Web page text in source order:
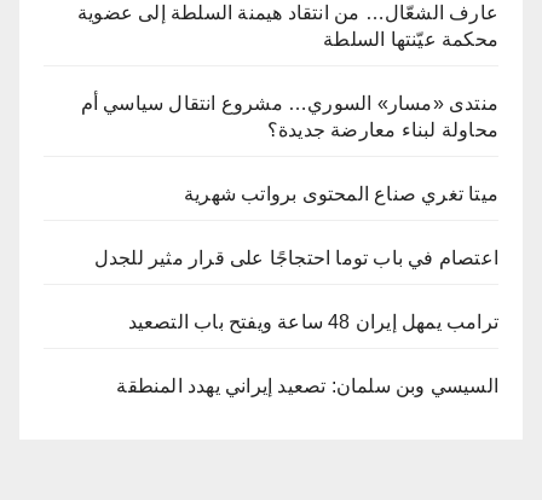
عارف الشعّال… من انتقاد هيمنة السلطة إلى عضوية
محكمة عيّنتها السلطة
منتدى «مسار» السوري… مشروع انتقال سياسي أم
محاولة لبناء معارضة جديدة؟
ميتا تغري صناع المحتوى برواتب شهرية
اعتصام في باب توما احتجاجًا على قرار مثير للجدل
ترامب يمهل إيران 48 ساعة ويفتح باب التصعيد
السيسي وبن سلمان: تصعيد إيراني يهدد المنطقة